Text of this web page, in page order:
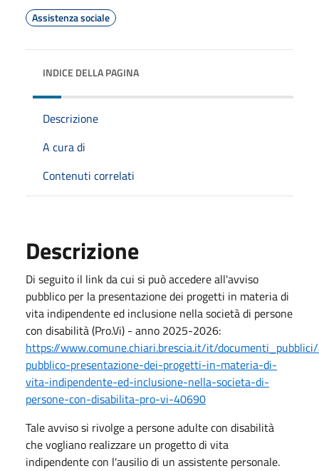
Assistenza sociale
INDICE DELLA PAGINA
Descrizione
A cura di
Contenuti correlati
Descrizione
Di seguito il link da cui si può accedere all'avviso
pubblico per la presentazione dei progetti in materia di
vita indipendente ed inclusione nella società di persone
con disabilità (Pro.Vi) - anno 2025-2026:
https://www.comune.chiari.brescia.it/it/
pubblico-presentazione-dei-progetti-in-materia-di-
vita-indipendente-ed-inclusione-nella-societa-di-
persone-con-disabilita-pro-vi-40690
Tale avviso si rivolge a persone adulte con disabilità
che vogliano realizzare un progetto di vita
indipendente con l'ausilio di un assistente personale.